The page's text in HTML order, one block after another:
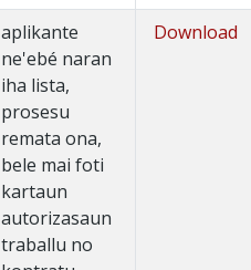
aplikante
ne'ebé naran
iha lista,
prosesu
remata ona,
bele mai foti
kartaun
autorizasaun
traballu no
Download